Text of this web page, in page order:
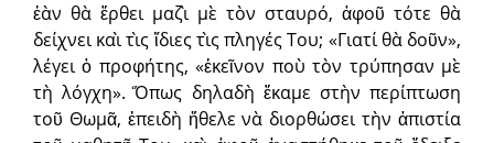
ἐὰν θὰ ἔρθει μαζὶ μὲ τὸν σταυρό, ἀφοῦ τότε θὰ
δείχνει καὶ τὶς ἴδιες τὶς πληγές Του; «Γιατί θὰ δοῦν»,
λέγει ὁ προφήτης, «ἐκεῖνον ποὺ τὸν τρύπησαν μὲ
τὴ λόγχη». Ὅπως δηλαδὴ ἔκαμε στὴν περίπτωση
τοῦ Θωμᾶ, ἐπειδὴ ἤθελε νὰ διορθώσει τὴν ἀπιστία